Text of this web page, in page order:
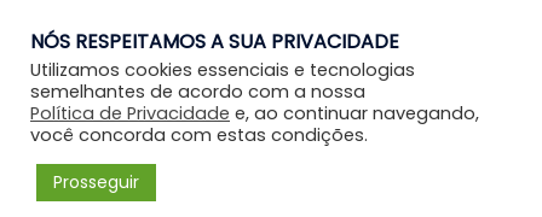
NÓS RESPEITAMOS A SUA PRIVACIDADE
Utilizamos cookies essenciais e tecnologias
semelhantes de acordo com a nossa
Política de Privacidade e, ao continuar navegando,
você concorda com estas condições.
Prosseguir